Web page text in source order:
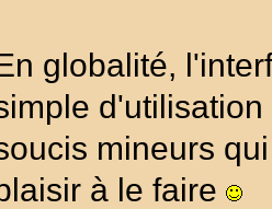
globalité,
mineurs
à le faire